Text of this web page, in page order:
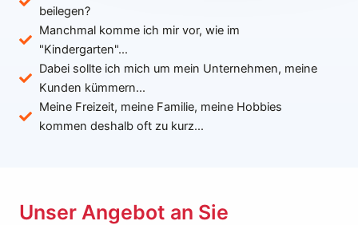
beilegen?
Manchmal komme ich mir vor, wie im
"Kindergarten"...
Dabei sollte ich mich um mein Unternehmen, meine
Kunden kümmern...
Meine Freizeit, meine Familie, meine Hobbies
kommen deshalb oft zu kurz...
Unser Angebot an Sie